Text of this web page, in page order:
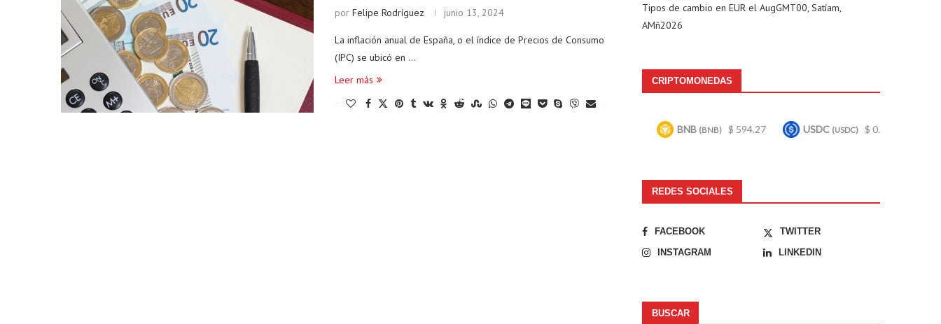
por Felipe Rodríguez junio 13, 2024
La inflación anual de España, o el índice de Precios de Consumo
(IPC) se ubicó en …
Leer más
Tipos de cambio en EUR el AugGMT00, Satíam,
AMñ2026
CRIPTOMONEDAS
(BNB) $ 594.27 USDC (USDC) $ 0.999738
REDES SOCIALES
FACEBOOK
TWITTER
INSTAGRAM
LINKEDIN
BUSCAR